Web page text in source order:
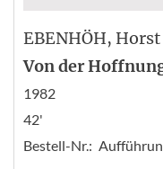
EBENHÖH, Horst
Von der
1982
42'
Bestell-Nr.: